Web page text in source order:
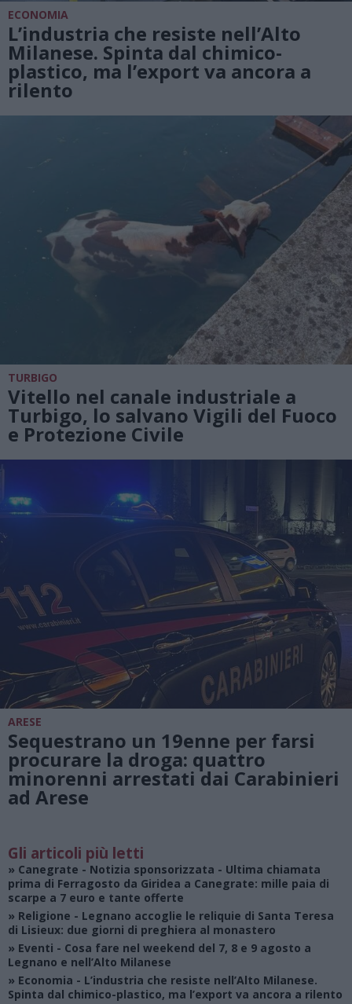
ECONOMIA
L’industria che resiste nell’Alto
Milanese. Spinta dal chimico-
plastico, ma l’export va ancora a
rilento
TURBIGO
Vitello nel canale industriale a
Turbigo, lo salvano Vigili del Fuoco
e Protezione Civile
ARESE
Sequestrano un 19enne per farsi
procurare la droga: quattro
minorenni arrestati dai Carabinieri
ad Arese
Gli articoli più letti
» Canegrate - Notizia sponsorizzata - Ultima chiamata
prima di Ferragosto da Giridea a Canegrate: mille paia di
scarpe a 7 euro e tante offerte
» Religione - Legnano accoglie le reliquie di Santa Teresa
di Lisieux: due giorni di preghiera al monastero
» Eventi - Cosa fare nel weekend del 7, 8 e 9 agosto a
Legnano e nell’Alto Milanese
» Economia - L’industria che resiste nell’Alto Milanese.
Spinta dal chimico-plastico, ma l’export va ancora a rilento